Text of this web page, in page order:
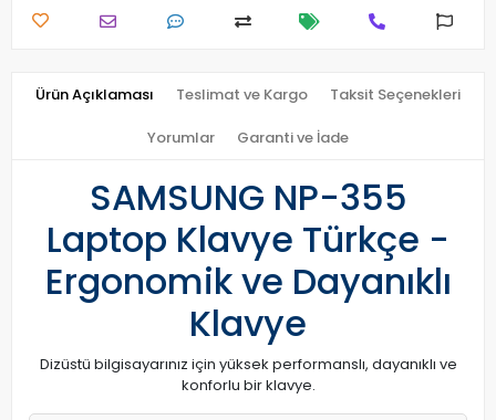
Ürün Açıklaması Teslimat ve Kargo Taksit Seçenekleri
Yorumlar Garanti ve İade
SAMSUNG NP-355
Laptop Klavye Türkçe -
Ergonomik ve Dayanıklı
Klavye
Dizüstü bilgisayarınız için yüksek performanslı, dayanıklı ve
konforlu bir klavye.